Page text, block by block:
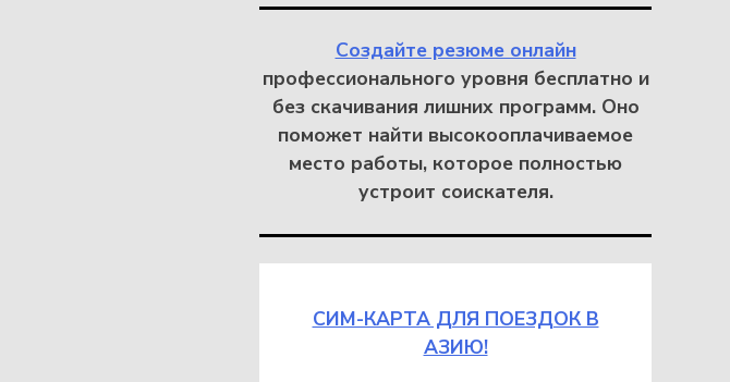
Создайте резюме онлайн
профессионального уровня бесплатно и
без скачивания лишних программ. Оно
поможет найти высокооплачиваемое
место работы, которое полностью
устроит соискателя.
СИМ-КАРТА ДЛЯ ПОЕЗДОК В
АЗИЮ!